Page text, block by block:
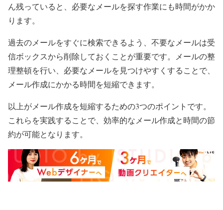
ん残っていると、必要なメールを探す作業にも時間がかか
ります。
過去のメールをすぐに検索できるよう、不要なメールは受
信ボックスから削除しておくことが重要です。メールの整
理整頓を行い、必要なメールを見つけやすくすることで、
メール作成にかかる時間を短縮できます。
以上がメール作成を短縮するための3つのポイントです。
これらを実践することで、効率的なメール作成と時間の節
約が可能となります。